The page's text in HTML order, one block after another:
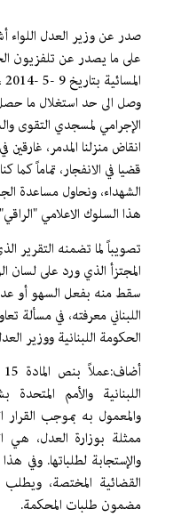
صدر عن وزير العدل اللواء
على ما يصدر عن تلفزيون
وصل الى حد استغلال ما
الإجرامي لمسجدي التقوى
انقاض منزلنا المدمر،
قضيا في الانفجار، تماماً كما
الشهداء، ونحاول مساعدة
هذا السلوك الاعلامي
تصويباً لما تضمنه التقرير
المجتزأ الذي ورد على لسان
سقط منه بفعل السهو أو عدم
اللبناني معرفته، في مسألة
الحكومة اللبنانية ووزير
اللبنانية والأمم
ممثلة بوزارة العدل، هي
والإستجابة لطلباتها. وفي
القضائية المختصة، ويطلب
مضمون طلبات المحكمة.